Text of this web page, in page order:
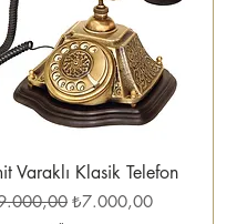
Varaklı Klasik Telefon
Fiyatİndirimli Fiyat
₺7.000,00